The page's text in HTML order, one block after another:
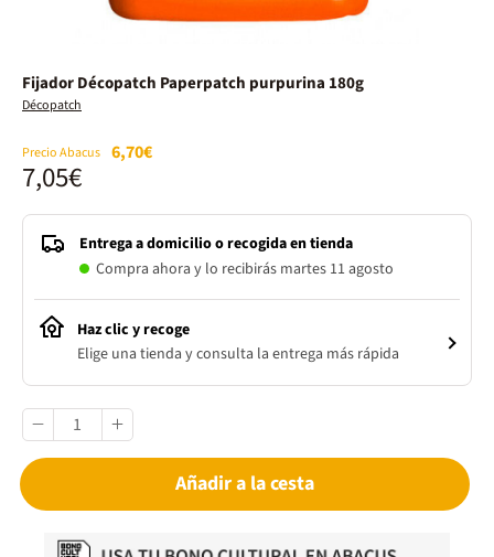
Fijador Décopatch Paperpatch purpurina 180g
Décopatch
Precio Abacus 6,70€
7,05€
Entrega a domicilio o recogida en tienda
Compra ahora y lo recibirás martes 11 agosto
Haz clic y recoge
Elige una tienda y consulta la entrega más rápida
Añadir a la cesta